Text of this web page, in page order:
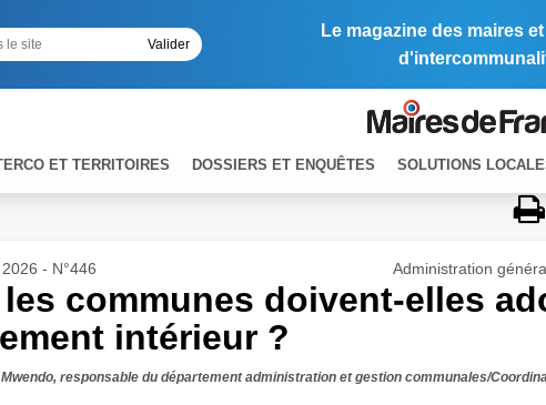
Le magazine des maires
ET TERRITOIRES DOSSIERS ET ENQUÊTES SOLUTIONS
- N°446 Administration
communes doivent-elles
intérieur ?
responsable du département administration et gestion communales/